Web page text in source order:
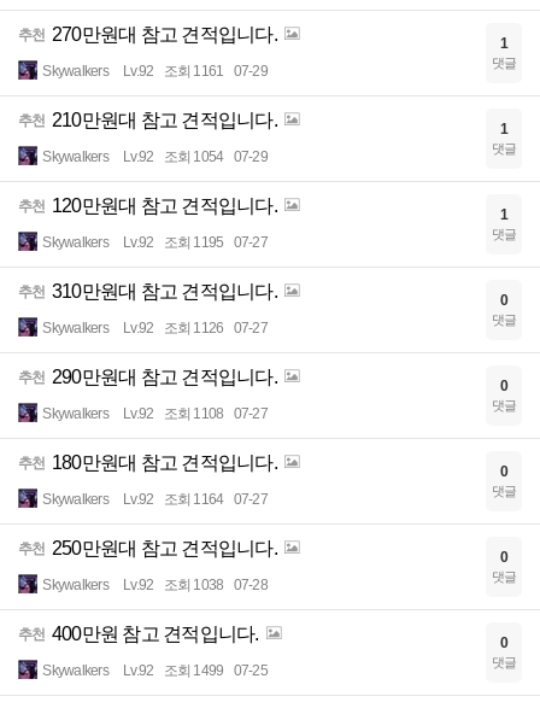
추천 270만원대 참고 견적입니다.
Skywalkers Lv.92 조회 1161 07-29
1
댓글
추천 210만원대 참고 견적입니다.
Skywalkers Lv.92 조회 1054 07-29
1
댓글
추천 120만원대 참고 견적입니다.
Skywalkers Lv.92 조회 1195 07-27
1
댓글
추천 310만원대 참고 견적입니다.
Skywalkers Lv.92 조회 1126 07-27
0
댓글
추천 290만원대 참고 견적입니다.
Skywalkers Lv.92 조회 1108 07-27
0
댓글
추천 180만원대 참고 견적입니다.
Skywalkers Lv.92 조회 1164 07-27
0
댓글
추천 250만원대 참고 견적입니다.
Skywalkers Lv.92 조회 1038 07-28
0
댓글
추천 400만원 참고 견적입니다.
Skywalkers Lv.92 조회 1499 07-25
0
댓글